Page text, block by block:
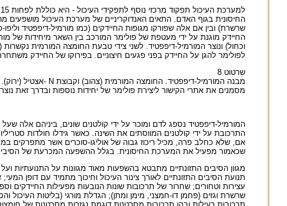
החיסונית בגוף האדם. התאים האנדוקריניים של מערכת העיכול
שרשרת) ובין אם אלה שפורקו מגופות החיידקים (כמו מורמיל-דיפפטיד
וכחול) ונוצר המורמיל-דיפפטיד. לשני צידי טבעת החומצה המורמית
לפולימר להגן על החיידק בפני פגעים חיצוניים. בפירוקו של החיידק
שרטוט 8
מסמנים את אתרי הקישור ליצירת פולימר של יחידות נוספות ובדרך זאת
המורמיל-דיפפטיד נספג לדם ומוכר על ידי קולטנים שונים, ביניהם אלה
שכאמור מפעיל את המערכת החיסונית. בגלל ההשפעה המכרעת של הסיבים
מגוון הסיבים התזונתיים מתבטא בהשפעות מאוד מגוונות על התנועתיות
תנועת הסיבים התזונתיים לאורך צינור העיכול וחיכוך מתמיד עם דופן
עצירות וטחורים; שחרור של תרכובות שונות הנובעות מפעילות החיידקים
שרשרת וגזים (פחמן דו-חמצני, מימן ומתן); הגדלת מורגי (בליטות